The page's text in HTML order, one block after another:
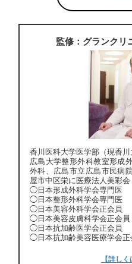
監修：グランクリ
香川医科大学医学部（現香川
広島大学整形外科教室形成
外科、広島市立広島市民病
屋市中区栄に医療法人美彩会
◯日本形成外科学会専門医
◯日本整形外科学会専門医
◯日本美容外科学会正会員
◯日本美容皮膚科学会正会員
◯日本抗加齢医学会正会員
◯日本抗加齢美容医療学会正
【詳しく